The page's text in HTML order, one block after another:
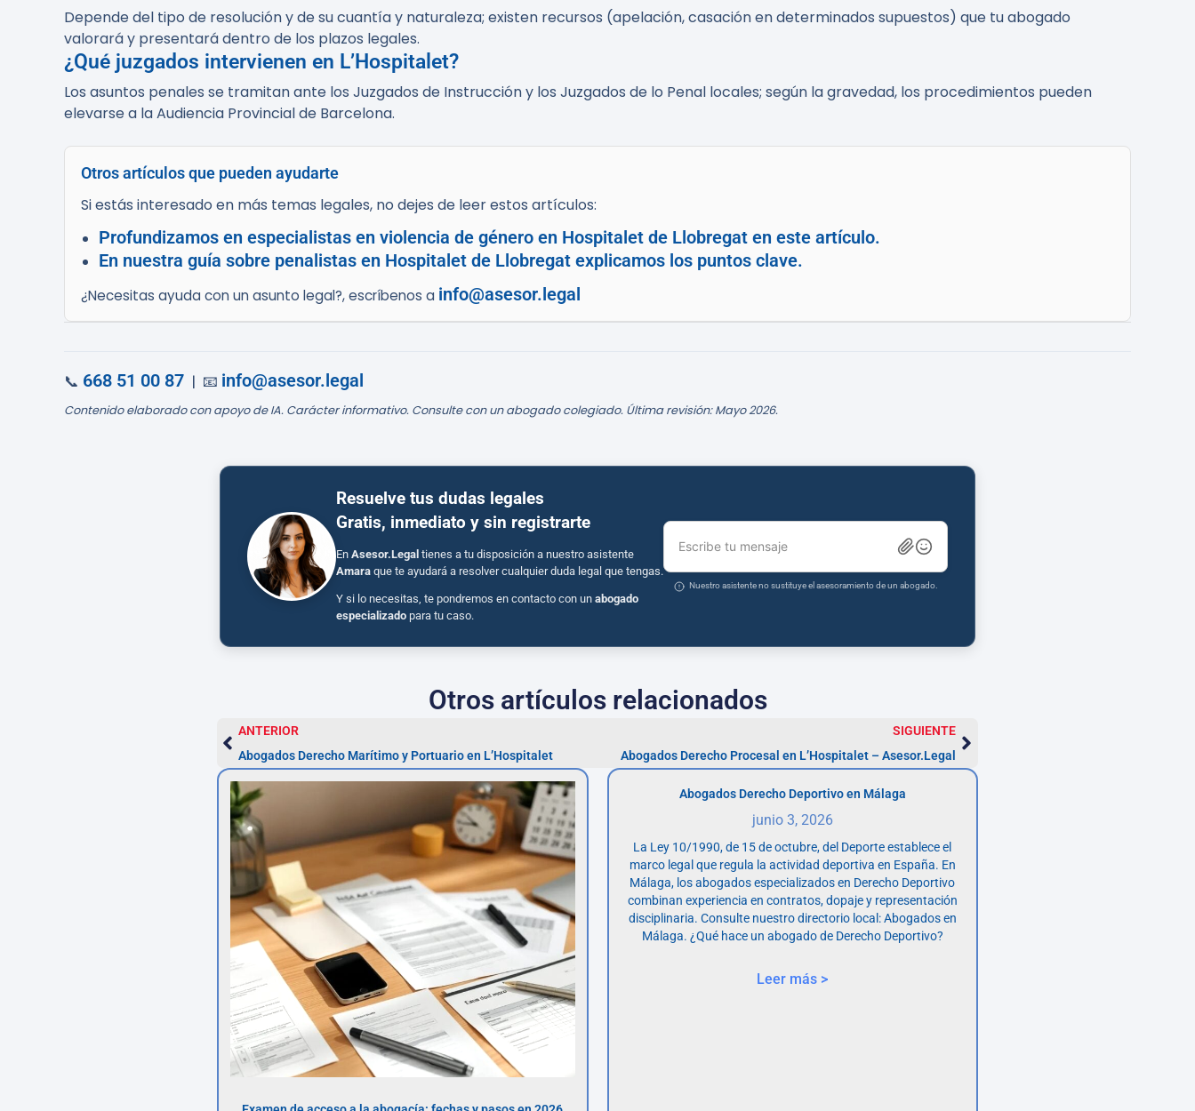
Depende del tipo de resolución y de su cuantía y naturaleza; existen recursos (apelación, casación en determinados supuestos) que tu abogado
valorará y presentará dentro de los plazos legales.
¿Qué juzgados intervienen en L’Hospitalet?
Los asuntos penales se tramitan ante los Juzgados de Instrucción y los Juzgados de lo Penal locales; según la gravedad, los procedimientos pueden
elevarse a la Audiencia Provincial de Barcelona.
Otros artículos que pueden ayudarte
Si estás interesado en más temas legales, no dejes de leer estos artículos:
Profundizamos en especialistas en violencia de género en Hospitalet de Llobregat en este artículo.
En nuestra guía sobre penalistas en Hospitalet de Llobregat explicamos los puntos clave.
¿Necesitas ayuda con un asunto legal?, escríbenos a info@asesor.legal
📞 668 51 00 87 | 📧 info@asesor.legal
Contenido elaborado con apoyo de IA. Carácter informativo. Consulte con un abogado colegiado. Última revisión: Mayo 2026.
Resuelve tus dudas legales
Gratis, inmediato y sin registrarte
En Asesor.Legal tienes a tu disposición a nuestro asistente
Amara que te ayudará a resolver cualquier duda legal que tengas.
Y si lo necesitas, te pondremos en contacto con un abogado
especializado para tu caso.
Escribe tu mensaje
Nuestro asistente no sustituye el asesoramiento de un abogado.
Otros artículos relacionados
ANTERIOR
Abogados Derecho Marítimo y Portuario en L’Hospitalet
SIGUIENTE
Abogados Derecho Procesal en L’Hospitalet – Asesor.Legal
Abogados Derecho Deportivo en Málaga
junio 3, 2026
La Ley 10/1990, de 15 de octubre, del Deporte establece el
marco legal que regula la actividad deportiva en España. En
Málaga, los abogados especializados en Derecho Deportivo
combinan experiencia en contratos, dopaje y representación
disciplinaria. Consulte nuestro directorio local: Abogados en
Málaga. ¿Qué hace un abogado de Derecho Deportivo?
Leer más >